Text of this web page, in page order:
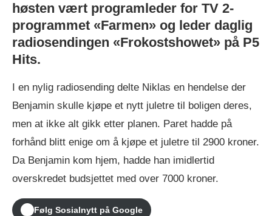
høsten vært programleder for TV 2-
programmet «Farmen» og leder daglig
radiosendingen «Frokostshowet» på P5
Hits.
I en nylig radiosending delte Niklas en hendelse der
Benjamin skulle kjøpe et nytt juletre til boligen deres,
men at ikke alt gikk etter planen. Paret hadde på
forhånd blitt enige om å kjøpe et juletre til 2900 kroner.
Da Benjamin kom hjem, hadde han imidlertid
overskredet budsjettet med over 7000 kroner.
Følg Sosialnytt på Google